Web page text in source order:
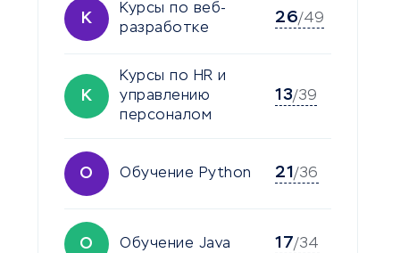
К
Курсы по веб-
разработке
26/49
К
Курсы по HR и
управлению
персоналом
13/39
О Обучение Python 21/36
О Обучение Java 17/34